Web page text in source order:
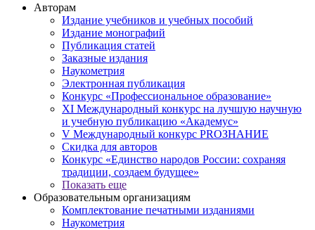
Авторам
Издание учебников и учебных пособий
Издание монографий
Публикация статей
Заказные издания
Наукометрия
Электронная публикация
Конкурс «Профессиональное образование»
XI Международный конкурс на лучшую научную
и учебную публикацию «Академус»
V Международный конкурс PROЗНАНИЕ
Скидка для авторов
Конкурс «Единство народов России: сохраняя
традиции, создаем будущее»
Показать еще
Образовательным организациям
Комплектование печатными изданиями
Наукометрия